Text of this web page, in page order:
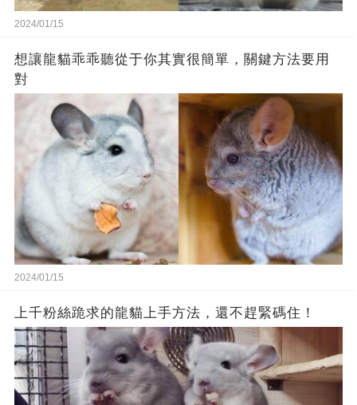
2024/01/15
想讓龍貓乖乖聽從于你其實很簡單，關鍵方法要用
對
2024/01/15
上千粉絲跪求的龍貓上手方法，還不趕緊碼住！